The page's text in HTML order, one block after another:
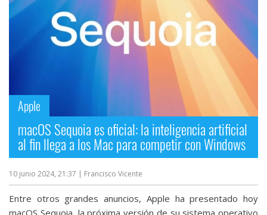
Apple
macOS Sequoia es oficial: la inteligencia artificial
al fin llega a los Mac para competir con Windows
10 junio 2024, 21:37 | Francisco Vicente
Entre otros grandes anuncios, Apple ha presentado hoy